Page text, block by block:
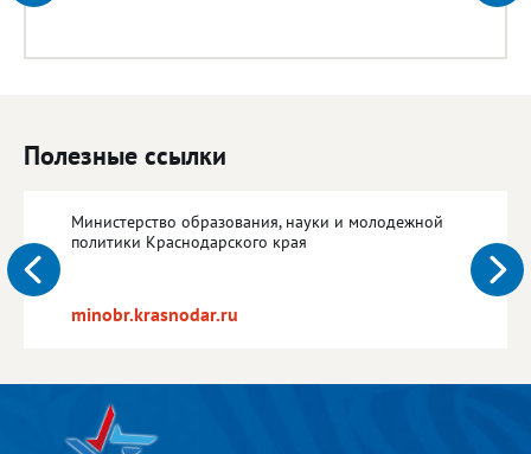
Полезные ссылки
Министерство образования, науки и молодежной
политики Краснодарского края
minobr.krasnodar.ru